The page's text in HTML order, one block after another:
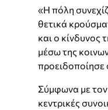
«Η πόλη
θετικά
και ο κίνδυνος
μέσω της
προειδοποίησε
Σύμφωνα με τον
κεντρικές